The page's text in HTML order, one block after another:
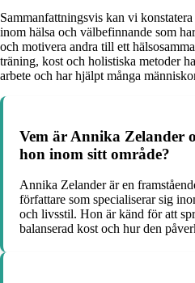
Sammanfattningsvis kan vi
inom hälsa och välbefinnande som
och motivera andra till ett
träning, kost och holistiska metoder
arbete och har hjälpt många
Vem är Annika Zelander
hon inom sitt område?
Annika Zelander är en
författare som specialiserar sig
och livsstil. Hon är känd för att
balanserad kost och hur den